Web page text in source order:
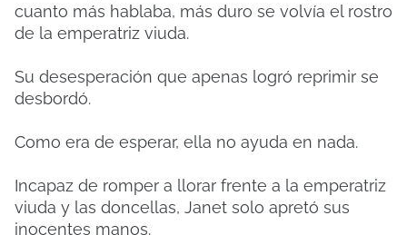
cuanto más hablaba, más duro se volvía el rostro
de la emperatriz viuda.
Su desesperación que apenas logró reprimir se
desbordó.
Como era de esperar, ella no ayuda en nada.
Incapaz de romper a llorar frente a la emperatriz
viuda y las doncellas, Janet solo apretó sus
inocentes manos.